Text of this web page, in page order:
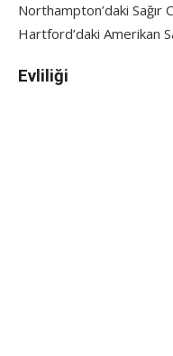
Northampton’daki Sağır
Hartford’daki Amerikan
Evliliği